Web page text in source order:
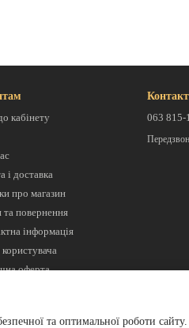
кабінету
і доставка
про магазин
та повернення
інформація
оферта
063 815-
та оптимальної роботи